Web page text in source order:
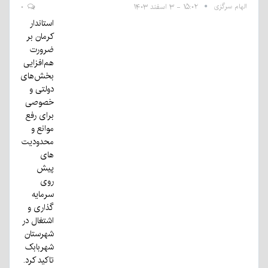
الهام سرگزی ۱۵:۰۲ - ۳ اسفند ۱۴۰۳
استاندار
کرمان بر
ضرورت
هم‌افزایی
بخش‌های
دولتی و
خصوصی
برای رفع
موانع و
محدودیت
های
پیش
روی
سرمایه
گذاری و
اشتغال در
شهرستان
شهربابک
تاکید کرد.